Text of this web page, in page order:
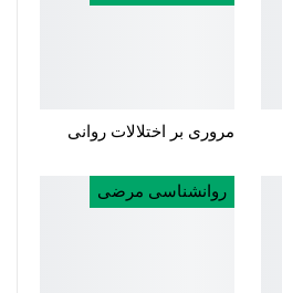
مروری بر اختلالات روانی
روانشناسی مرضی